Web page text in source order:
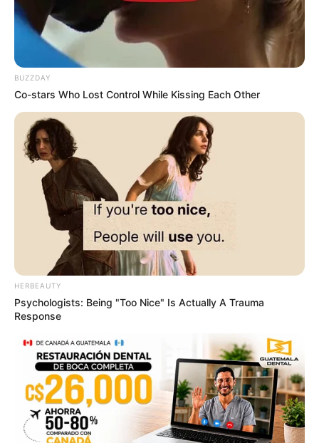
BUZZDAY
Co-stars Who Lost Control While Kissing Each Other
HERBEAUTY
Psychologists: Being "Too Nice" Is Actually A Trauma
Response